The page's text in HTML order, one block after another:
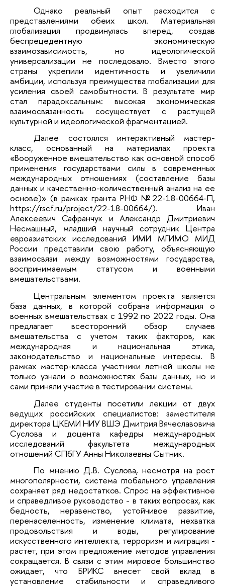
Однако реальный опыт расходится с
представлениями обеих школ. Материальная
глобализация продвинулась вперед, создав
беспрецедентную экономическую
взаимозависимость, но идеологической
универсализации не последовало. Вместо этого
страны укрепили идентичность и увеличили
амбиции, используя преимущества глобализации для
усиления своей самобытности. В результате мир
стал парадоксальным: высокая экономическая
взаимосвязанность сосуществует с растущей
культурной и идеологической фрагментацией.
Далее состоялся интерактивный мастер-
класс, основанный на материалах проекта
«Вооруженное вмешательство как основной способ
применения государствами силы в современных
международных отношениях (составление базы
данных и качественно-количественный анализ на ее
основе)» (в рамках гранта РНФ №22-18-00664-П,
https://rscf.ru/project/22-18-00664/). Иван
Алексеевич Сафранчук и Александр Дмитриевич
Несмашный, младший научный сотрудник Центра
евроазиатских исследований ИМИ МГИМО МИД
России представили свою работу, объясняющую
взаимосвязи между возможностями государства,
воспринимаемым статусом и военными
вмешательствами.
Центральным элементом проекта является
база данных, в которой собрана информация о
военных вмешательствах с 1992 по 2022 годы. Она
предлагает всесторонний обзор случаев
вмешательства с учетом таких факторов, как
международная и национальная этика,
законодательство и национальные интересы. В
рамках мастер-класса участники летней школы не
только узнали о возможностях базы данных, но и
сами приняли участие в тестировании системы.
Далее студенты посетили лекции от двух
ведущих российских специалистов: заместителя
директора ЦКЕМИ НИУ ВШЭ Дмитрия Вячеславовича
Суслова и доцента кафедры международных
исследований факультета международных
отношений СПбГУ Анны Николаевны Сытник.
По мнению Д.В. Суслова, несмотря на рост
многополярности, система глобального управления
сохраняет ряд недостатков. Спрос на эффективное
и справедливое руководство - в таких вопросах, как
бедность, неравенство, устойчивое развитие,
перенаселенность, изменение климата, нехватка
продовольствия и воды, регулирование
искусственного интеллекта, терроризм и миграция -
растет, при этом предложение методов управления
сокращается. В связи с этим мировое большинство
ожидает, что БРИКС внесет свой вклад в
установление стабильности и справедливого